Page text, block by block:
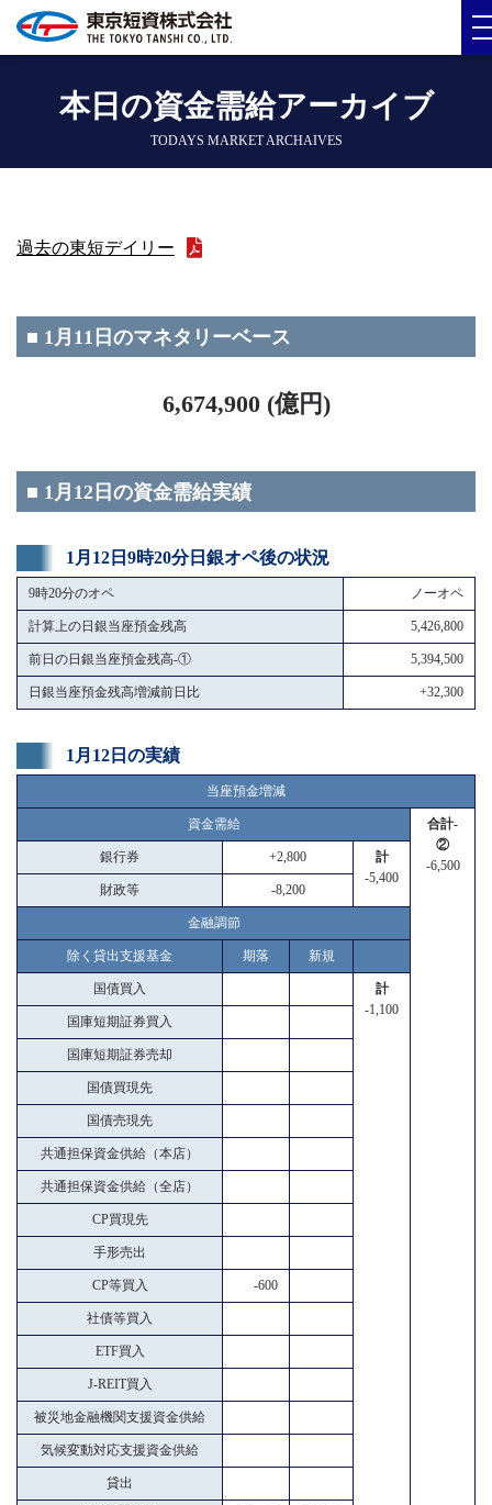
本日の資金需給アーカイブ
TODAYS MARKET ARCHAIVES
過去の東短デイリー
■ 1月11日のマネタリーベース
6,674,900 (億円)
■ 1月12日の資金需給実績
1月12日9時20分日銀オペ後の状況
9時20分のオペ ノーオペ
計算上の日銀当座預金残高 5,426,800
前日の日銀当座預金残高-① 5,394,500
日銀当座預金残高増減前日比 +32,300
1月12日の実績
当座預金増減
資金需給
合計-
②
-6,500
銀行券 +2,800
計
-5,400
財政等 -8,200
金融調節
除く貸出支援基金 期落 新規
国債買入
計
-1,100
国庫短期証券買入
国庫短期証券売却
国債買現先
国債売現先
共通担保資金供給（本店）
共通担保資金供給（全店）
CP買現先
手形売出
CP等買入 -600
社債等買入
ETF買入
J-REIT買入
被災地金融機関支援資金供給
気候変動対応支援資金供給
貸出